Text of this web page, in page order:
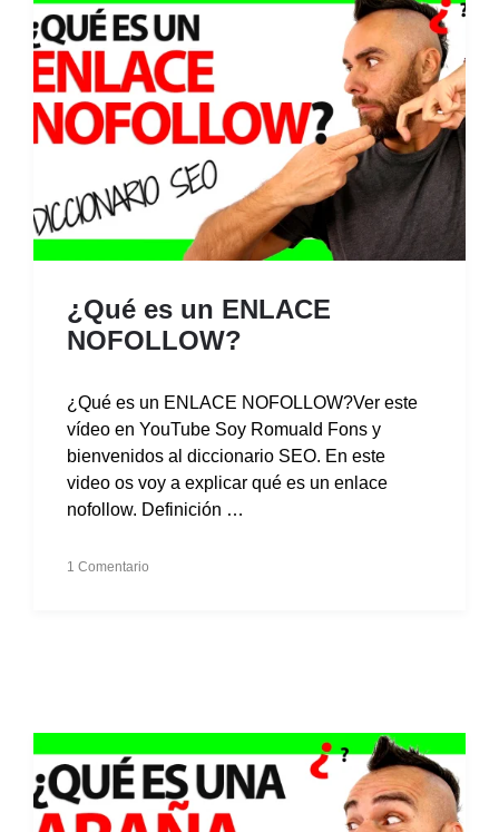
¿Qué es un ENLACE
NOFOLLOW?
¿Qué es un ENLACE NOFOLLOW?Ver este
vídeo en YouTube Soy Romuald Fons y
bienvenidos al diccionario SEO. En este
video os voy a explicar qué es un enlace
nofollow. Definición …
1 Comentario